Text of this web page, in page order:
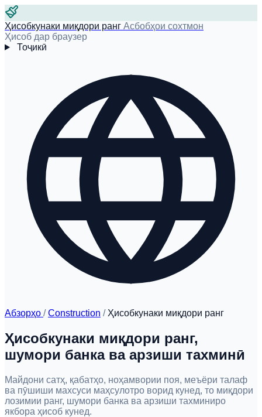
Ҳисобкунаки миқдори ранг Асбобҳои сохтмон
Ҳисоб дар браузер
Тоҷикӣ
Абзорҳо / Construction / Ҳисобкунаки миқдори ранг
Ҳисобкунаки миқдори ранг,
шумори банка ва арзиши тахминӣ
Майдони сатҳ, қабатҳо, ноҳамвории поя, меъёри талаф
ва пӯшиши махсуси маҳсулотро ворид кунед, то миқдори
лозимии ранг, шумори банка ва арзиши тахминиро
якбора ҳисоб кунед.